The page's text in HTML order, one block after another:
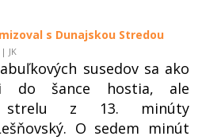
s Dunajskou Stredou
JK
susedov sa ako
do šance hostia, ale
strelu z 13. minúty
O sedem minút